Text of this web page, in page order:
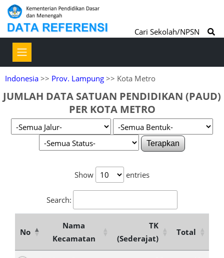
Cari Sekolah/NPSN
Indonesia >> Prov. Lampung >> Kota Metro
JUMLAH DATA SATUAN PENDIDIKAN (PAUD)
PER KOTA METRO
Terapkan
Show entries
Search:
No
Nama
Kecamatan
TK
(Sederajat)
Total